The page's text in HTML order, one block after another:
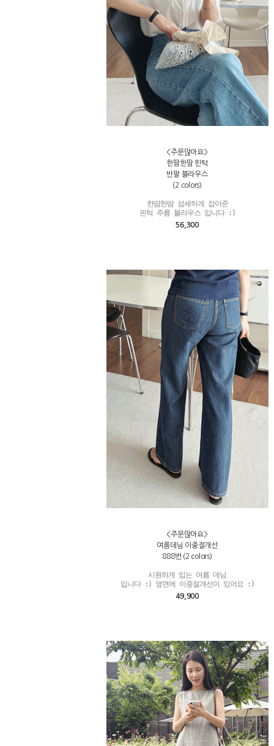
<주문많아요>
한땀한땀 핀턱
반팔 블라우스
(2 colors)
한땀한땀 섬세하게 잡아준
핀턱 주름 블라우스 입니다 :)
56,300
<주문많아요>
여름데님 이중절개선
888번 (2 colors)
시원하게 입는 여름 데님
입니다 :) 옆면에 이중절개선이 있어요 :)
49,900